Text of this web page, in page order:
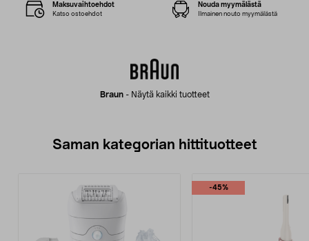
Braun- Näytä kaikki tuotteet
Maksuvaihtoehdot
Katso ostoehdot
Nouda myymälästä
Ilmainen nouto myymälästä
Saman kategorian hittituotteet
-45%